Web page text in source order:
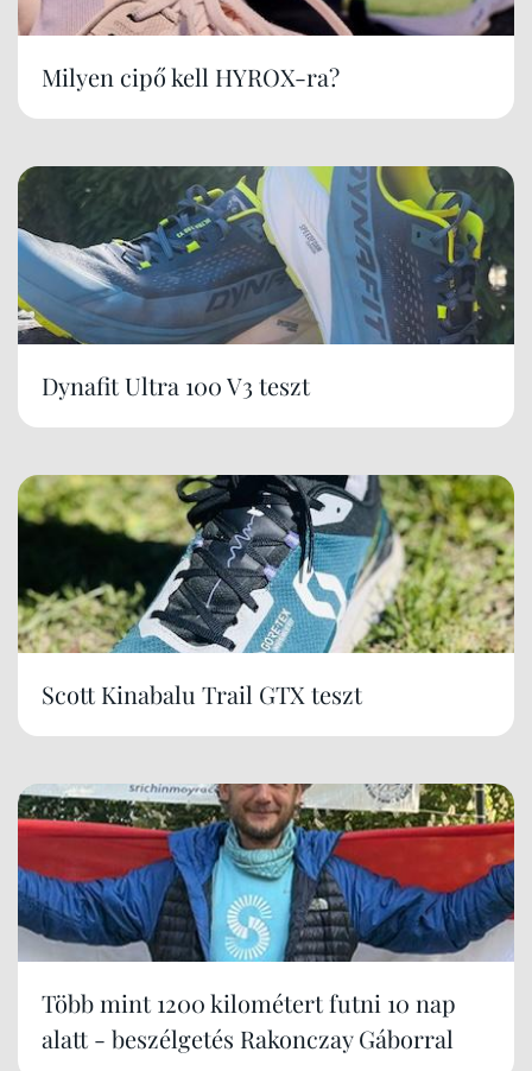
Milyen cipő kell HYROX-ra?
Dynafit Ultra 100 V3 teszt
Scott Kinabalu Trail GTX teszt
Több mint 1200 kilométert futni 10 nap
alatt - beszélgetés Rakonczay Gáborral